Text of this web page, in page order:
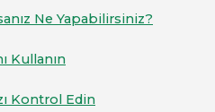
Ne Yapabilirsiniz?
Kullanın
Kontrol Edin